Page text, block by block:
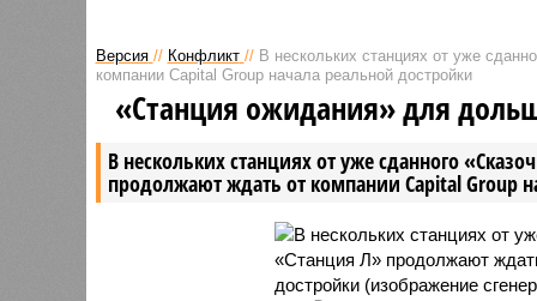
выбыла из топ-5, а лидирующие
позиции принадлежат Китаю,
Индии и Турции.
также
титула.
Версия // Конфликт // В нескольких станциях от уже
компании Capital Group начала реальной достройки
В нескольких станциях от уже сданного
продолжают ждать от компании Capital Group
«Станция ожидания» для